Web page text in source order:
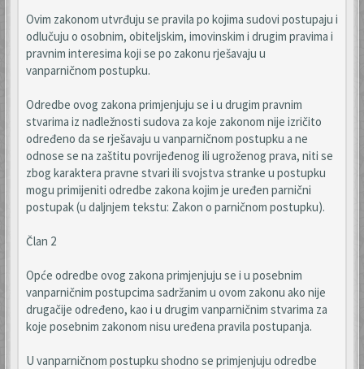
Ovim zakonom utvrđuju se pravila po kojima sudovi postupaju i
odlučuju o osobnim, obiteljskim, imovinskim i drugim pravima i
pravnim interesima koji se po zakonu rješavaju u
vanparničnom postupku.
Odredbe ovog zakona primjenjuju se i u drugim pravnim
stvarima iz nadležnosti sudova za koje zakonom nije izričito
određeno da se rješavaju u vanparničnom postupku a ne
odnose se na zaštitu povrijeđenog ili ugroženog prava, niti se
zbog karaktera pravne stvari ili svojstva stranke u postupku
mogu primijeniti odredbe zakona kojim je uređen parnični
postupak (u daljnjem tekstu: Zakon o parničnom postupku).
Član 2
Opće odredbe ovog zakona primjenjuju se i u posebnim
vanparničnim postupcima sadržanim u ovom zakonu ako nije
drugačije određeno, kao i u drugim vanparničnim stvarima za
koje posebnim zakonom nisu uređena pravila postupanja.
U vanparničnom postupku shodno se primjenjuju odredbe